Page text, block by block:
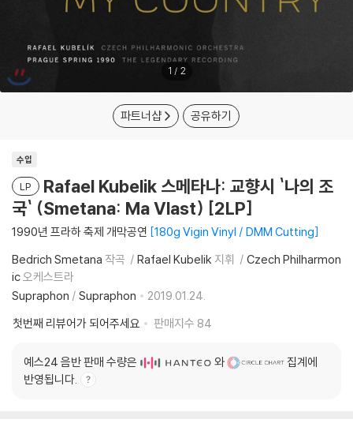
1 / 2
파트너샵 공유하기
수입
LP
Rafael Kubelik 스메타나: 교향시 `나의 조
국` (Smetana: Ma Vlast) [2LP]
1990년 프라하 축제 개막공연 180g Vigin Vinyl / DMM Cutting
Bedrich Smetana 작곡 Rafael Kubelik 지휘
Czech Philharmon
ic오케스트라
Supraphon / Supraphon
2019.01.24.
첫번째 리뷰어가 되어주세요
판매지수 84
예스24 음반 판매 수량은 와
집계에
반영됩니다.